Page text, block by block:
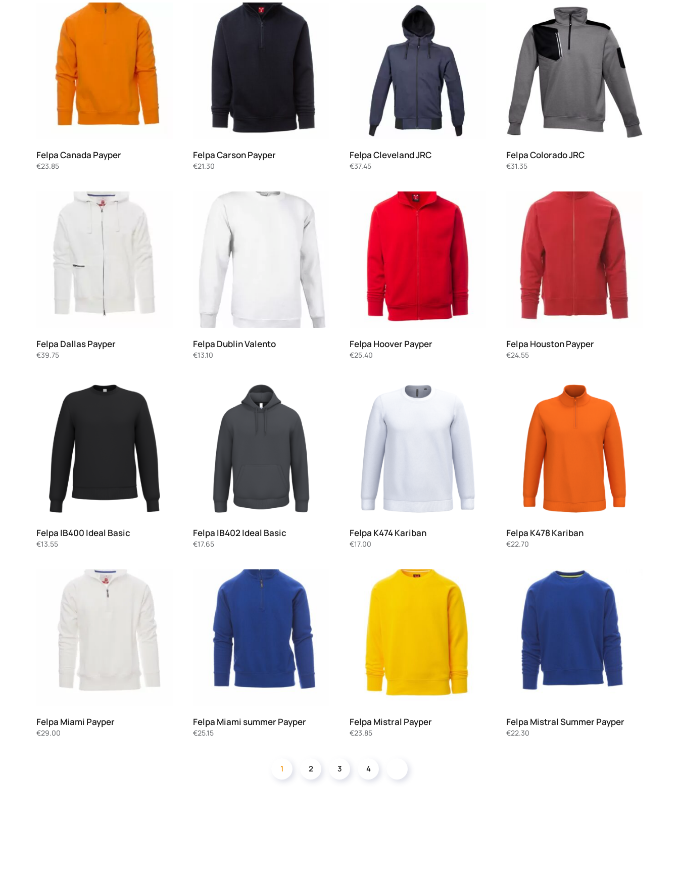
Felpa Canada Payper
€23.85
Felpa Carson Payper
€21.30
Felpa Cleveland JRC
€37.45
Felpa Colorado JRC
€31.35
Felpa Dallas Payper
€39.75
Felpa Dublin Valento
€13.10
Felpa Hoover Payper
€25.40
Felpa Houston Payper
€24.55
Felpa IB400 Ideal Basic
€13.55
Felpa IB402 Ideal Basic
€17.65
Felpa K474 Kariban
€17.00
Felpa K478 Kariban
€22.70
Felpa Miami Payper
€29.00
Felpa Miami summer Payper
€25.15
Felpa Mistral Payper
€23.85
Felpa Mistral Summer Payper
€22.30
1 2 3 4